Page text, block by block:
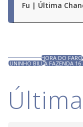
Fu | Última
HORA DO FARO
JUNINHO BILLA FAZENDA